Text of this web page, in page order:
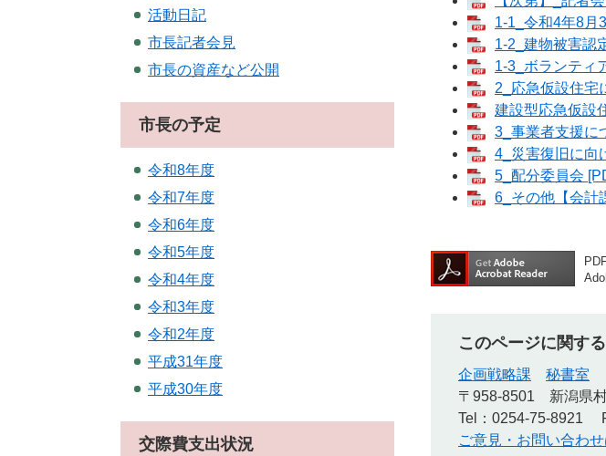
1-1_令和4年8月
1-2_建物被害認
1-3_ボランティ
2_応急仮設住宅
建設型応急仮設
3_事業者支援に
4_災害復旧に向
5_配分委員会
6_その他【会計
このページに関す
企画戦略課
秘書室
〒958-8501
新潟県
Tel：0254-75-8921
ご意見・お問い合わ
活動日記
市長記者会見
市長の資産など公開
市長の予定
令和8年度
令和7年度
令和6年度
令和5年度
令和4年度
令和3年度
令和2年度
平成31年度
平成30年度
交際費支出状況